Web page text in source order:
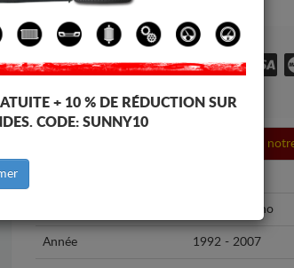
Code d'article: 00.120
193 €
178€
Ce produit ne peut pas être monter sans
Nissan Terrano
Année 1992 - 2007
+ 10 % DE RÉDUCTION SUR
CODE: SUNNY10